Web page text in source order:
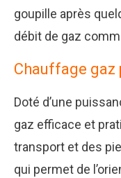
goupille après
débit de gaz
Chauffage
Doté d’une
gaz efficace et
transport et des
qui permet de